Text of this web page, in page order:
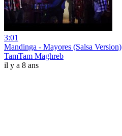
3:01
Mandinga - Mayores (Salsa Version)
TamTam Maghreb
il y a 8 ans